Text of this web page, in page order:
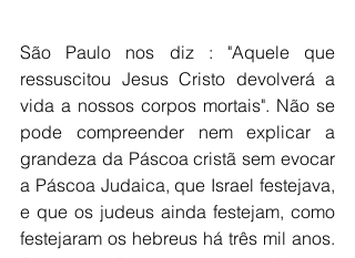
São Paulo nos diz : "Aquele que
ressuscitou Jesus Cristo devolverá a
vida a nossos corpos mortais". Não se
pode compreender nem explicar a
grandeza da Páscoa cristã sem evocar
a Páscoa Judaica, que Israel festejava,
e que os judeus ainda festejam, como
festejaram os hebreus há três mil anos.